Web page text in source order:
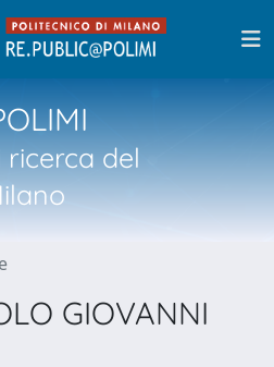
ricerca del
GIOVANNI